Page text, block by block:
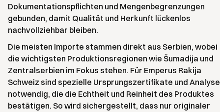
Dokumentationspflichten und Mengenbegrenzungen
gebunden, damit Qualität und Herkunft lückenlos
nachvollziehbar bleiben.
Die meisten Importe stammen direkt aus Serbien, wobei
die wichtigsten Produktionsregionen wie Šumadija und
Zentralserbien im Fokus stehen. Für Emperus Rakija
Schweiz sind spezielle Ursprungszertifikate und
notwendig, die die Echtheit und Reinheit des Produktes
bestätigen. So wird sichergestellt, dass nur originaler